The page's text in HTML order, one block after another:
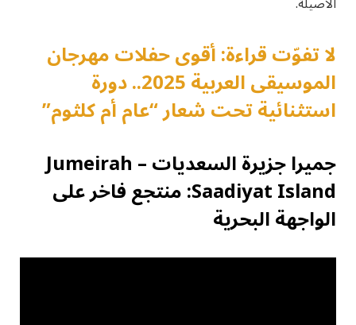
لا تفوّت قراءة: أقوى حفلات مهرجان
الموسيقى العربية 2025.. دورة
استثنائية تحت شعار “عام أم كلثوم”
جميرا جزيرة السعديات – Jumeirah
Saadiyat Island: منتجع فاخر على
الواجهة البحرية